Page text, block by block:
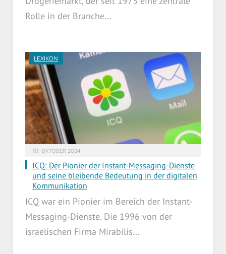
Rolle in der Branche…
LEXIKON
10. OKTOBER 2024
ICQ: Der Pionier der Instant-Messaging-Dienste
und seine bleibende Bedeutung in der digitalen
Kommunikation
ICQ war ein Pionier im Bereich der Instant-
Messaging-Dienste. Die 1996 von der
israelischen Firma Mirabilis…